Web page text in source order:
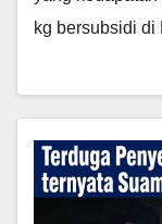
kg bersubsidi